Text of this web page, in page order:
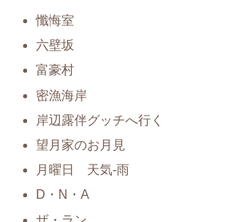
懺悔室
六壁坂
富豪村
密漁海岸
岸辺露伴グッチへ行く
望月家のお月見
月曜日 天気-雨
D・N・A